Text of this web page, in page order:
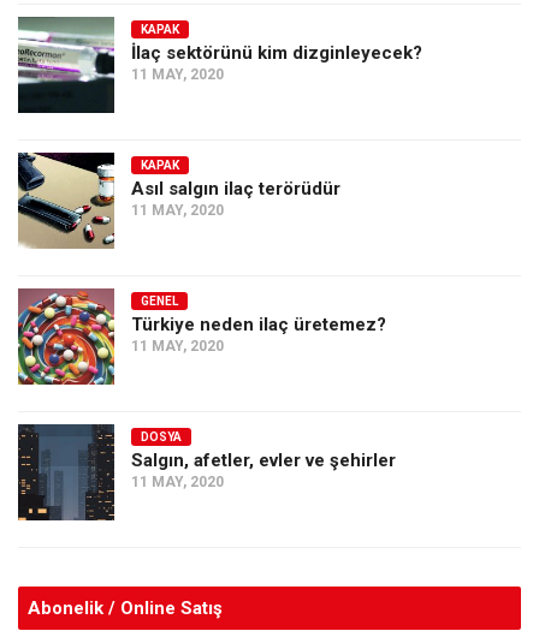
KAPAK
İlaç sektörünü kim dizginleyecek?
11 MAY, 2020
KAPAK
Asıl salgın ilaç terörüdür
11 MAY, 2020
GENEL
Türkiye neden ilaç üretemez?
11 MAY, 2020
DOSYA
Salgın, afetler, evler ve şehirler
11 MAY, 2020
Abonelik / Online Satış